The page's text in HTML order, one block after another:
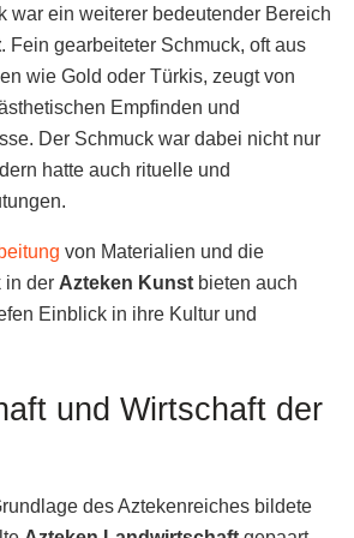
war ein weiterer bedeutender Bereich
. Fein gearbeiteter Schmuck, oft aus
wie Gold oder Türkis, zeugt von
Empfinden und
Der Schmuck war dabei nicht nur
hatte auch rituelle und
von Materialien und die
in der Azteken Kunst bieten auch
Einblick in ihre Kultur und
und Wirtschaft der
des Aztekenreiches bildete